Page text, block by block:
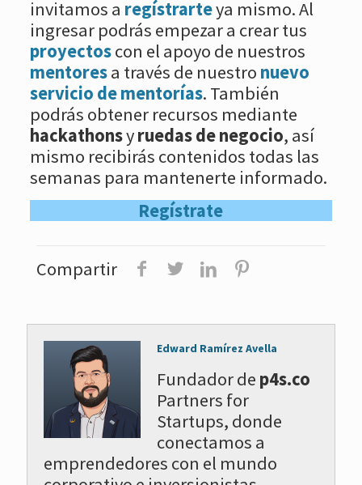
invitamos a regístrarteya mismo. Al
ingresar podrás empezar a crear tus
proyectoscon el apoyo de nuestros
mentoresa través de nuestro nuevo
servicio de mentorías. También
podrás obtener recursos mediante
hackathonsyruedas de negocio, así
mismo recibirás contenidos todas las
semanas para mantenerte informado.
Regístrate
Compartir
Edward Ramírez Avella
Fundador de p4s.co
Partners for
Startups, donde
conectamos a
emprendedores con el mundo